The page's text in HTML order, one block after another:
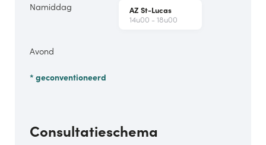
Namiddag AZ St-Lucas
14u00 - 18u00
Avond
* geconventioneerd
Consultatieschema